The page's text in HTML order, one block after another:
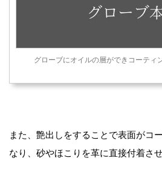
グローブにオイルの層ができコーティ
また、艶出しをすることで表面がコ
なり、砂やほこりを革に直接付着させ